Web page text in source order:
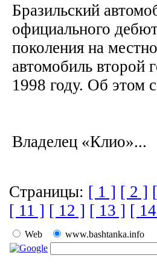
Бразильский
официального
поколения на
автомобиль второй
1998 году. Об этом
Владелец «Клио»...
Страницы: [ 1 ] [ 2 ]
[ 11 ] [ 12 ] [ 13 ] [
Web www.bashtanka.info